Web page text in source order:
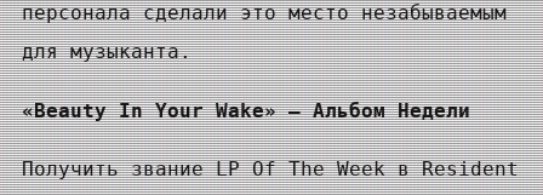
персонала сделали это место незабываемым
для музыканта.
«Beauty In Your Wake» — Альбом Недели
Получить звание LP Of The Week в Resident